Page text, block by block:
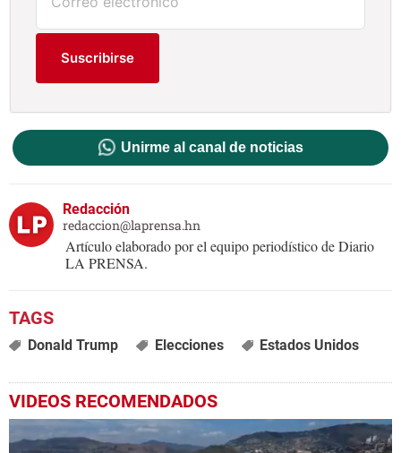
Suscribirse
Unirme al canal de noticias
Redacción
redaccion@laprensa.hn
Artículo elaborado por el equipo periodístico de Diario
LA PRENSA.
Donald Trump Elecciones Estados Unidos
VIDEOS RECOMENDADOS